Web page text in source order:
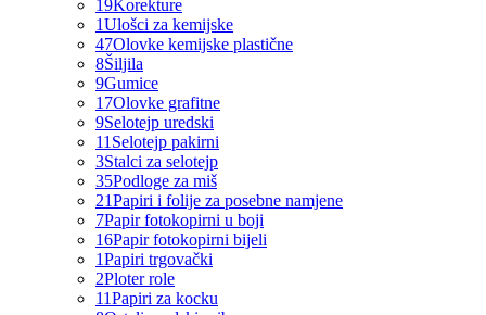
19Korekture
1Ulošci za kemijske
47Olovke kemijske plastične
8Šiljila
9Gumice
17Olovke grafitne
9Selotejp uredski
11 Selotejp pakirni
3Stalci za selotejp
35Podloge za miš
21Papiri i folije za posebne namjene
7Papir fotokopirni u boji
16Papir fotokopirni bijeli
1Papiri trgovački
2Ploter role
11Papiri za kocku